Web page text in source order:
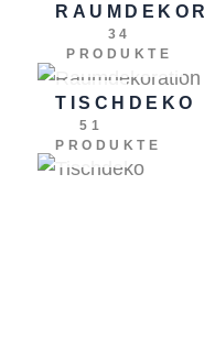
34
PRODUKTE
TISCHDEKO
51
PRODUKTE